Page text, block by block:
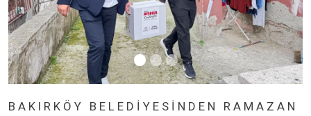
BAKIRKÖY BELEDİYESİNDEN RAMAZAN